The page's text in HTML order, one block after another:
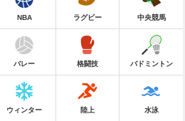
NBA ラグビー 中央競馬
バレー 格闘技 バドミントン
ウィンター 陸上 水泳